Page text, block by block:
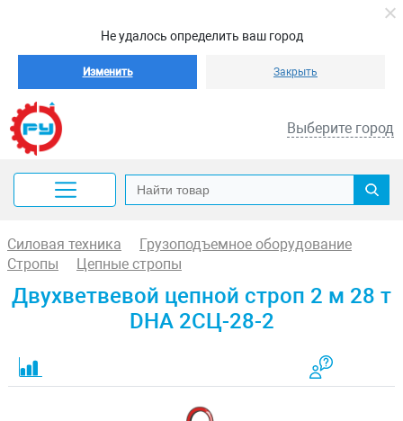
Не удалось определить ваш город
Изменить Закрыть
Выберите город
Силовая техника
Грузоподъемное оборудование
Стропы
Цепные стропы
Двухветвевой цепной строп 2 м 28 т
DHA 2СЦ-28-2